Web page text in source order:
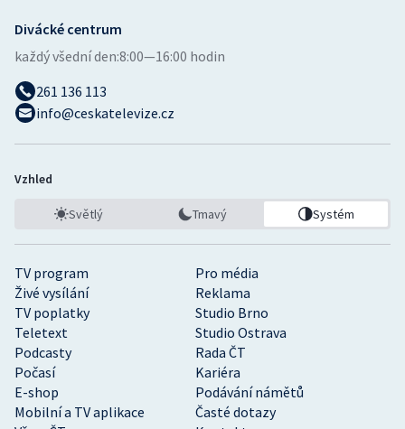
TV program
Pro média
Živé vysílání
Reklama
TV poplatky
Studio Brno
Teletext
Studio Ostrava
Podcasty
Rada ČT
Počasí
Kariéra
E-shop
Podávání námětů
Mobilní a TV aplikace
Časté dotazy
Divácké centrum
každý všední den:8:00—16:00 hodin
261 136 113
info@ceskatelevize.cz
Vzhled
Světlý Tmavý Systém